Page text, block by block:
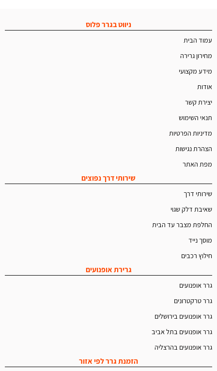
ניווט בגרר פלוס
עמוד הבית
מחירון גרירה
מידע מקצועי
אודות
יצירת קשר
תנאי השימוש
מדיניות הפרטיות
הצהרת נגישות
מפת האתר
שירותי דרך נפוצים
שירותי דרך
שאיבת דלק שגוי
החלפת מצבר עד הבית
מוסך נייד
חילוץ רכבים
גרירת אופנועים
גרר אופנועים
גרר טרקטרונים
גרר אופנועים בירושלים
גרר אופנועים בתל אביב
גרר אופנועים בהרצליה
הזמנת גרר לפי אזור